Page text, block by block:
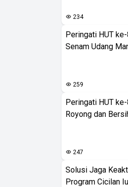
234
Peringati HUT
Senam Udang
259
Peringati HUT
Royong dan
247
Solusi Jaga
Program Cicilan